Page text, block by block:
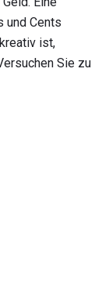
und Cents
ist,
Sie zu